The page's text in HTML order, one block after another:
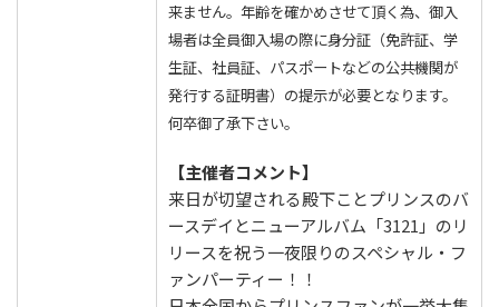
来ません。年齢を確かめさせて頂く為、御入
場者は全員御入場の際に身分証（免許証、学
生証、社員証、パスポートなどの公共機関が
発行する証明書）の提示が必要となります。
何卒御了承下さい。
【主催者コメント】
来日が切望される殿下ことプリンスのバ
ースデイとニューアルバム「3121」のリ
リースを祝う一夜限りのスペシャル・フ
ァンパーティー！！